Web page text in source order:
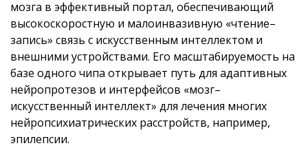
мозга в эффективный портал, обеспечивающий
высокоскоростную и малоинвазивную «чтение–
запись» связь с искусственным интеллектом и
внешними устройствами. Его масштабируемость на
базе одного чипа открывает путь для адаптивных
нейропротезов и интерфейсов «мозг–
искусственный интеллект» для лечения многих
нейропсихиатрических расстройств, например,
эпилепсии.